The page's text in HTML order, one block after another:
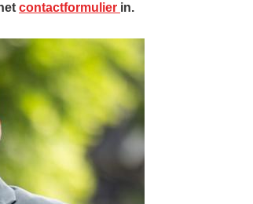
contactformulier in.